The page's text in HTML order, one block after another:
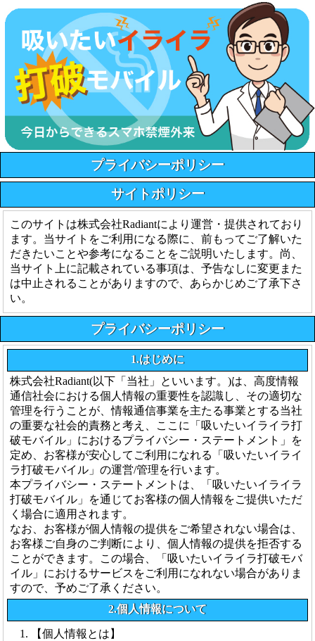
プライバシーポリシー
サイトポリシー
このサイトは株式会社Radiantにより運営・提供されており
ます。当サイトをご利用になる際に、前もってご了解いた
だきたいことや参考になることをご説明いたします。尚、
当サイト上に記載されている事項は、予告なしに変更また
は中止されることがありますので、あらかじめご了承下さ
い。
プライバシーポリシー
1.はじめに
株式会社Radiant(以下「当社」といいます。)は、高度情報
通信社会における個人情報の重要性を認識し、その適切な
管理を行うことが、情報通信事業を主たる事業とする当社
の重要な社会的責務と考え、ここに「吸いたいイライラ打
破モバイル」におけるプライバシー・ステートメント」を
定め、お客様が安心してご利用になれる「吸いたいイライ
ラ打破モバイル」の運営/管理を行います。
本プライバシー・ステートメントは、「吸いたいイライラ
打破モバイル」を通じてお客様の個人情報をご提供いただ
く場合に適用されます。
なお、お客様が個人情報の提供をご希望されない場合は、
お客様ご自身のご判断により、個人情報の提供を拒否する
ことができます。この場合、「吸いたいイライラ打破モバ
イル」におけるサービスをご利用になれない場合がありま
すので、予めご了承ください。
2.個人情報について
【個人情報とは】